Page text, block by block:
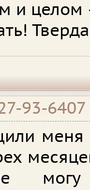
и целом
93-6407
меня
могу